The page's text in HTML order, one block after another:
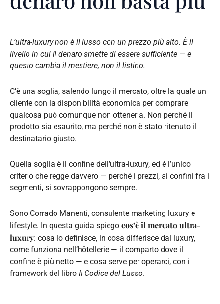
L’ultra-luxury non è il lusso con un prezzo più alto. È il
livello in cui il denaro smette di essere sufficiente — e
questo cambia il mestiere, non il listino.
C’è una soglia, salendo lungo il mercato, oltre la quale un
cliente con la disponibilità economica per comprare
qualcosa può comunque non ottenerla. Non perché il
prodotto sia esaurito, ma perché non è stato ritenuto il
destinatario giusto.
Quella soglia è il confine dell’ultra-luxury, ed è l’unico
criterio che regge davvero — perché i prezzi, ai confini fra i
segmenti, si sovrappongono sempre.
Sono Corrado Manenti, consulente marketing luxury e
lifestyle. In questa guida spiego cos’è il mercato ultra-
luxury: cosa lo definisce, in cosa differisce dal luxury,
come funziona nell’hôtellerie — il comparto dove il
confine è più netto — e cosa serve per operarci, con i
framework del libro Il Codice del Lusso.